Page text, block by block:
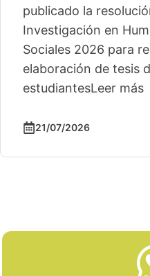
publicado la
Investigación en
Sociales 2026 para
elaboración de tesis
estudiantesLeer más
21/07/2026